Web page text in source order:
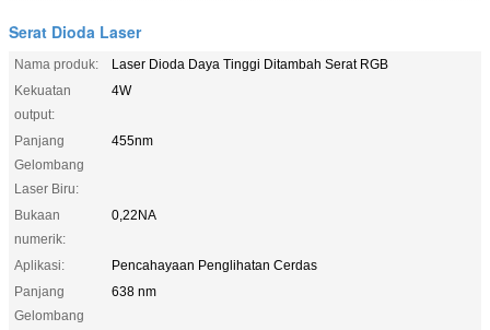
Serat Dioda Laser
Nama produk:
Laser Dioda Daya Tinggi Ditambah Serat RGB
Kekuatan
output:
4W
Panjang
Gelombang
Laser Biru:
455nm
Bukaan
numerik:
0,22NA
Aplikasi:
Pencahayaan Penglihatan Cerdas
Panjang
Gelombang
638 nm